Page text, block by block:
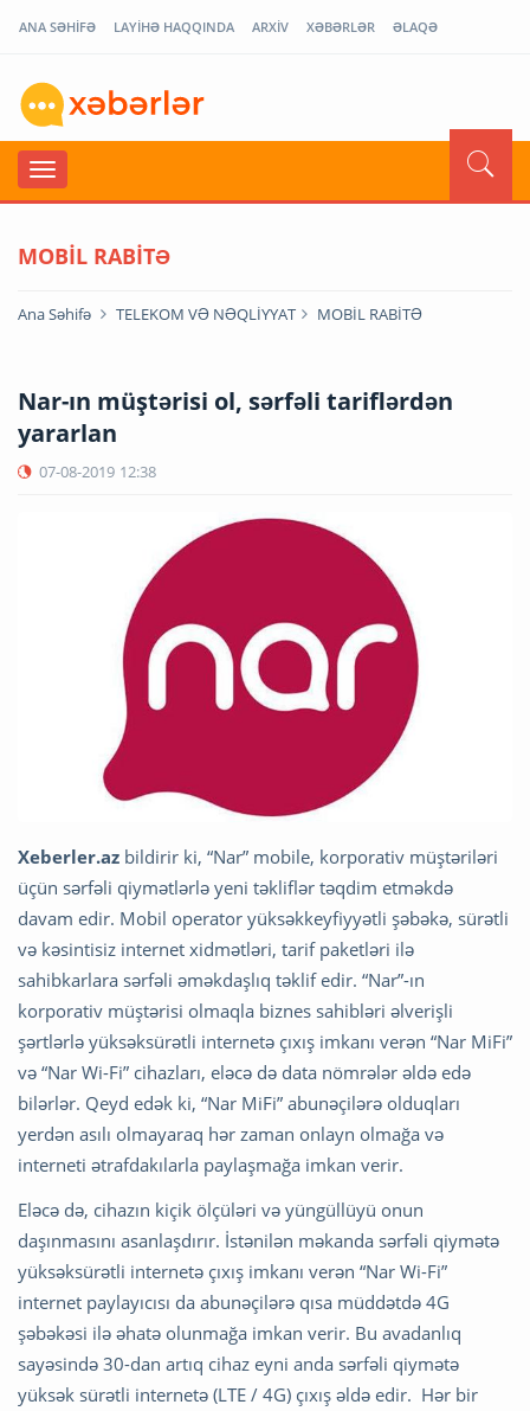
ANA SƏHİFƏ LAYİHƏ HAQQINDA ARXİV XƏBƏRLƏR ƏLAQƏ
MOBİL RABİTƏ
Ana Səhifə TELEKOM VƏ NƏQLİYYAT MOBİL RABİTƏ
Nar-ın müştərisi ol, sərfəli tariflərdən
yararlan
07-08-2019 12:38
Xeberler.az bildirir ki, “Nar” mobile, korporativ müştəriləri
üçün sərfəli qiymətlərlə yeni təkliflər təqdim etməkdə
davam edir. Mobil operator yüksəkkeyfiyyətli şəbəkə, sürətli
və kəsintisiz internet xidmətləri, tarif paketləri ilə
sahibkarlara sərfəli əməkdaşlıq təklif edir. “Nar”-ın
korporativ müştərisi olmaqla biznes sahibləri əlverişli
şərtlərlə yüksəksürətli internetə çıxış imkanı verən “Nar MiFi”
və “Nar Wi-Fi” cihazları, eləcə də data nömrələr əldə edə
bilərlər. Qeyd edək ki, “Nar MiFi” abunəçilərə olduqları
yerdən asılı olmayaraq hər zaman onlayn olmağa və
interneti ətrafdakılarla paylaşmağa imkan verir.
Eləcə də, cihazın kiçik ölçüləri və yüngüllüyü onun
daşınmasını asanlaşdırır. İstənilən məkanda sərfəli qiymətə
yüksəksürətli internetə çıxış imkanı verən “Nar Wi-Fi”
internet paylayıcısı da abunəçilərə qısa müddətdə 4G
şəbəkəsi ilə əhatə olunmağa imkan verir. Bu avadanlıq
sayəsində 30-dan artıq cihaz eyni anda sərfəli qiymətə
yüksək sürətli internetə (LTE / 4G) çıxış əldə edir. Hər bir